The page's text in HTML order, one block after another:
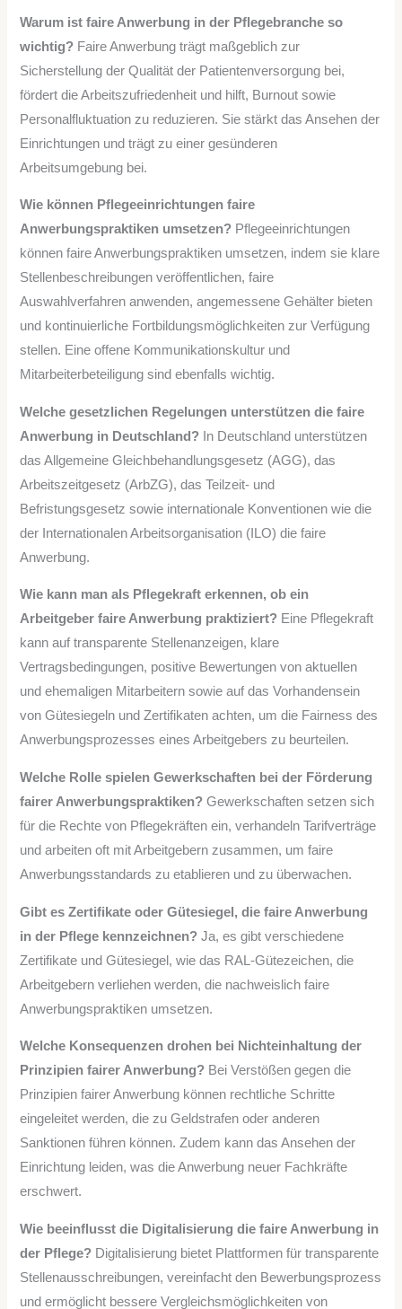
Warum ist faire Anwerbung in der Pflegebranche so
wichtig? Faire Anwerbung trägt maßgeblich zur
Sicherstellung der Qualität der Patientenversorgung bei,
fördert die Arbeitszufriedenheit und hilft, Burnout sowie
Personalfluktuation zu reduzieren. Sie stärkt das Ansehen der
Einrichtungen und trägt zu einer gesünderen
Arbeitsumgebung bei.
Wie können Pflegeeinrichtungen faire
Anwerbungspraktiken umsetzen? Pflegeeinrichtungen
können faire Anwerbungspraktiken umsetzen, indem sie klare
Stellenbeschreibungen veröffentlichen, faire
Auswahlverfahren anwenden, angemessene Gehälter bieten
und kontinuierliche Fortbildungsmöglichkeiten zur Verfügung
stellen. Eine offene Kommunikationskultur und
Mitarbeiterbeteiligung sind ebenfalls wichtig.
Welche gesetzlichen Regelungen unterstützen die faire
Anwerbung in Deutschland? In Deutschland unterstützen
das Allgemeine Gleichbehandlungsgesetz (AGG), das
Arbeitszeitgesetz (ArbZG), das Teilzeit- und
Befristungsgesetz sowie internationale Konventionen wie die
der Internationalen Arbeitsorganisation (ILO) die faire
Anwerbung.
Wie kann man als Pflegekraft erkennen, ob ein
Arbeitgeber faire Anwerbung praktiziert? Eine Pflegekraft
kann auf transparente Stellenanzeigen, klare
Vertragsbedingungen, positive Bewertungen von aktuellen
und ehemaligen Mitarbeitern sowie auf das Vorhandensein
von Gütesiegeln und Zertifikaten achten, um die Fairness des
Anwerbungsprozesses eines Arbeitgebers zu beurteilen.
Welche Rolle spielen Gewerkschaften bei der Förderung
fairer Anwerbungspraktiken? Gewerkschaften setzen sich
für die Rechte von Pflegekräften ein, verhandeln Tarifverträge
und arbeiten oft mit Arbeitgebern zusammen, um faire
Anwerbungsstandards zu etablieren und zu überwachen.
Gibt es Zertifikate oder Gütesiegel, die faire Anwerbung
in der Pflege kennzeichnen? Ja, es gibt verschiedene
Zertifikate und Gütesiegel, wie das RAL-Gütezeichen, die
Arbeitgebern verliehen werden, die nachweislich faire
Anwerbungspraktiken umsetzen.
Welche Konsequenzen drohen bei Nichteinhaltung der
Prinzipien fairer Anwerbung? Bei Verstößen gegen die
Prinzipien fairer Anwerbung können rechtliche Schritte
eingeleitet werden, die zu Geldstrafen oder anderen
Sanktionen führen können. Zudem kann das Ansehen der
Einrichtung leiden, was die Anwerbung neuer Fachkräfte
erschwert.
Wie beeinflusst die Digitalisierung die faire Anwerbung in
der Pflege? Digitalisierung bietet Plattformen für transparente
Stellenausschreibungen, vereinfacht den Bewerbungsprozess
und ermöglicht bessere Vergleichsmöglichkeiten von